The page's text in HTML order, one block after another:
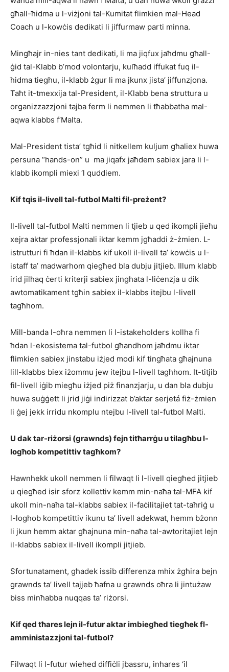
għall-ħidma u l-viżjoni tal-Kumitat flimkien mal-Head
Coach u l-kowċis dedikati li jiffurmaw parti minna.
Mingħajr in-nies tant dedikati, li ma jiqfux jaħdmu għall-
ġid tal-Klabb b’mod volontarju, kulħadd iffukat fuq il-
ħidma tiegħu, il-klabb żgur li ma jkunx jista’ jiffunzjona.
Taħt it-tmexxija tal-President, il-Klabb bena struttura u
organizzazzjoni tajba ferm li nemmen li tħabbatha mal-
aqwa klabbs f’Malta.
Mal-President tista’ tgħid li nitkellem kuljum għaliex huwa
persuna “hands-on” u ma jiqafx jaħdem sabiex jara li l-
klabb ikompli miexi ‘l quddiem.
Kif tqis il-livell tal-futbol Malti fil-preżent?
Il-livell tal-futbol Malti nemmen li tjieb u qed ikompli jieħu
xejra aktar professjonali iktar kemm jgħaddi ż-żmien. L-
istrutturi fi ħdan il-klabbs kif ukoll il-livell ta’ kowċis u l-
istaff ta’ madwarhom qiegħed bla dubju jitjieb. Illum klabb
irid jilħaq ċerti kriterji sabiex jingħata l-liċenzja u dik
awtomatikament tgħin sabiex il-klabbs itejbu l-livell
tagħhom.
Mill-banda l-oħra nemmen li l-istakeholders kollha fi
ħdan l-ekosistema tal-futbol għandhom jaħdmu iktar
flimkien sabiex jinstabu iżjed modi kif tingħata għajnuna
lill-klabbs biex iżommu jew itejbu l-livell tagħhom. It-titjib
fil-livell iġib miegħu iżjed piż finanzjarju, u dan bla dubju
huwa suġġett li jrid jiġi indirizzat b’aktar serjetá fiż-żmien
li ġej jekk irridu nkomplu ntejbu l-livell tal-futbol Malti.
U dak tar-riżorsi (grawnds) fejn titħarrġu u tilagħbu l-
logħob kompetittiv tagħkom?
Hawnhekk ukoll nemmen li filwaqt li l-livell qiegħed jitjieb
u qiegħed isir sforz kollettiv kemm min-naħa tal-MFA kif
ukoll min-naħa tal-klabbs sabiex il-faċilitajiet tat-taħriġ u
l-logħob kompetittiv ikunu ta’ livell adekwat, hemm bżonn
li jkun hemm aktar għajnuna min-naħa tal-awtoritajiet lejn
il-klabbs sabiex il-livell ikompli jitjieb.
Sfortunatament, għadek issib differenza mhix żgħira bejn
grawnds ta’ livell tajjeb ħafna u grawnds oħra li jintużaw
biss minħabba nuqqas ta’ riżorsi.
Kif qed tħares lejn il-futur aktar imbiegħed tiegħek fl-
amministazzjoni tal-futbol?
Filwaqt li l-futur wieħed diffiċli jbassru, inħares ‘il